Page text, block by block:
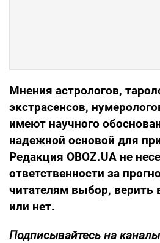
Мнения астрологов,
экстрасенсов,
имеют научного
надежной основой для
Редакция OBOZ.UA не
ответственности за
читателям выбор, верить
или нет.
Подписывайтесь на каналы